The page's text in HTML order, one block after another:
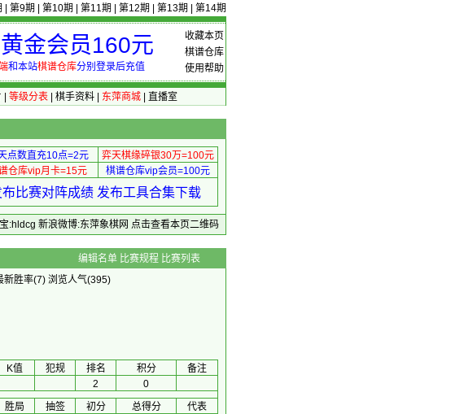
第9期 第10期 第11期 第12期 第13期 第14期
收藏本页
棋谱仓库
使用帮助
金会员160元
和本站棋谱仓库分别登录后充值
等级分表| 棋手资料| 东萍商城| 直播室
点数直充10点=2元
弈天棋缘碎银30万=100元
仓库vip月卡=15元 棋谱仓库vip会员=100元
比赛对阵成绩 发布工具合集下载
:hldcg 新浪微博:东萍象棋网 点击查看本页二维码
赛部门组 编辑名单 比赛规程 比赛列表
新胜率(7) 浏览人气(395)
K值 犯规 排名 积分
备注
2
0
胜局 抽签 初分 总得分 代表